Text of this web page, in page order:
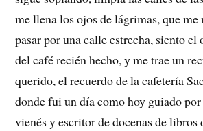
me llena los ojos de lágrimas, que
pasar por una calle estrecha, siento
del café recién hecho, y me trae un
querido, el recuerdo de la cafetería
donde fui un día como hoy guiado
vienés y escritor de docenas de libros